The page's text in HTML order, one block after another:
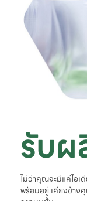
รับ
ไม่ว่าคุณจะมีแค่ไอเ
พร้อมอยู่ เคียงข้า